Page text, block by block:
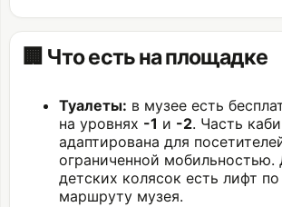
🏢 Что есть на площадке
Туалеты: в музее есть
на уровнях -1 и -2. Часть
адаптирована для
ограниченной мобильностью.
детских колясок есть лифт
маршруту музея.